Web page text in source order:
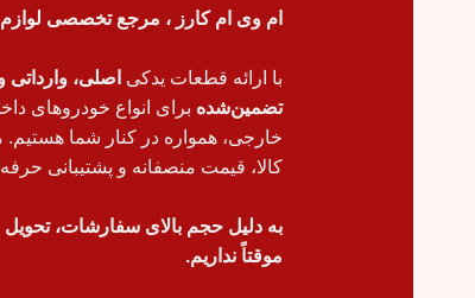
ام وی ام کارز ، مرجع تخصصی
با ارائه قطعات یدکی اصلی، وارداتی
تضمین‌شده برای انواع خودروهای
خارجی، همواره در کنار شما هستیم.
کالا، قیمت منصفانه و پشتیبانی
به دلیل حجم بالای سفارشات،
موقتاً نداریم.